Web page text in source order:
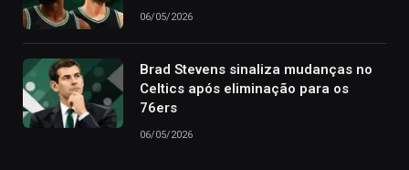
06/05/2026
Brad Stevens sinaliza mudanças no
Celtics após eliminação para os
76ers
06/05/2026